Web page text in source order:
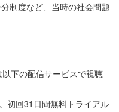
分制度など、当時の社会問題
下の配信サービスで視聴
初回31日間無料トライアル